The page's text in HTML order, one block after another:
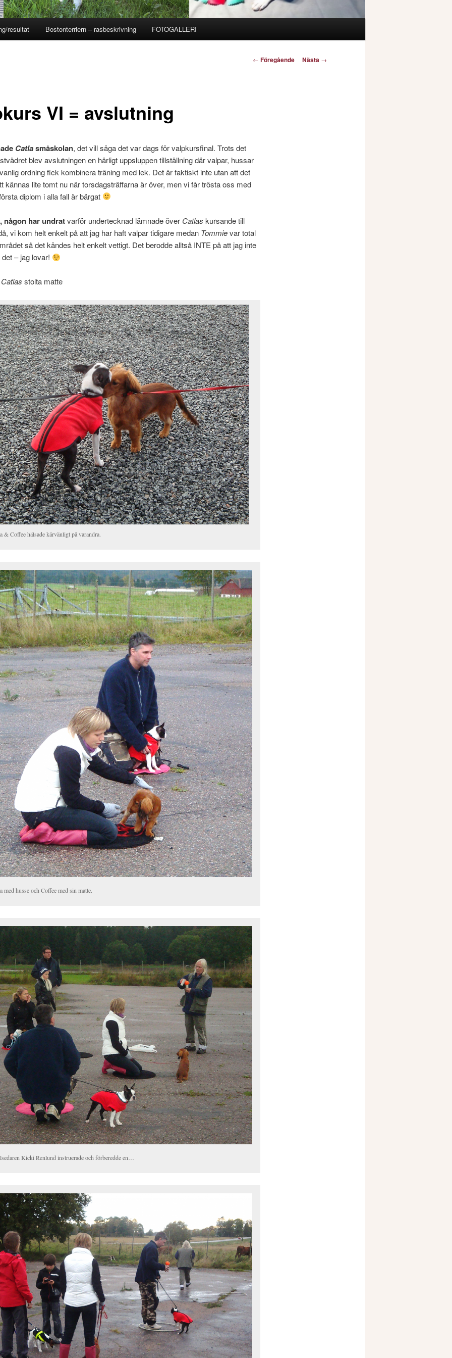
resultat Bostonterriern – rasbeskrivning FOTOGALLERI
Inläggsnavigering
← Föregående Nästa →
VI = avslutning
Catlasmåskolan, det vill säga det var dags för valpkursfinal. Trots det
blev avslutningen en härligt uppsluppen tillställning där valpar, hussar
ordning fick kombinera träning med lek. Det är faktiskt inte utan att det
kännas lite tomt nu när torsdagsträffarna är över, men vi får trösta oss med
diplom i alla fall är bärgat
någon har undratvarför undertecknad lämnade över Catlas kursande till
vi kom helt enkelt på att jag har haft valpar tidigare medan Tommievar total
så det kändes helt enkelt vettigt. Det berodde alltså INTE på att jag inte
– jag lovar!
Catlas stolta matte
& Coffee hälsade kärvänligt på varandra.
med husse och Coffee med sin matte.
Kicki Renlund instruerade och förberedde en…